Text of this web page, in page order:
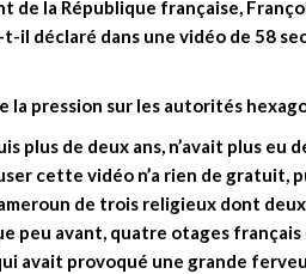
de la République française,
il déclaré dans une vidéo de 58
pression sur les autorités
plus de deux ans, n’avait plus eu
cette vidéo n’a rien de gratuit,
de trois religieux dont
peu avant, quatre otages français
avait provoqué une grande